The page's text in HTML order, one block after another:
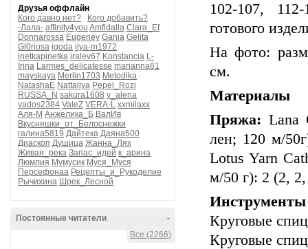
Друзья оффлайн
Кого давно нет?
Кого добавить?
-Лала- affinity4you Amfidalla Clara_Ef
Donnarossa Eugeney Gania Gelita
Gl0riosa igoda ilya-m1972
inetkapinetka iralev67 Konstancia L-
Irina Larmes_delicatesse marianna61
mayskaya Merlin1703 Metodika
NatashaE Nattaliya Pepel_Rozi
RUSSA_N sakura1608 v_alena
vados2384 ValeZ VERA-L xxmilaxx
Аля-М Анжелика_Б ВалИв
Вкусняшки_от_Белоснежки
галина5819 Дайтека Даяна500
Диаскоп Душица Жанна_Лях
Живая_река Запас_идей к_арина
Люмлия Мумусик Муся_Муся
Персефонаа Рецепты_и_Рукоделие
Рычихина Шрек_Лесной
-
Постоянные читатели
Все (2266)
102-107,
готового
На фото:
cм.
Материалы
Пряжа: Lana
лен; 120 м/
Lotus Yarn
м/50 г): 2 (2,
Инструменты
Круговые
Круговые